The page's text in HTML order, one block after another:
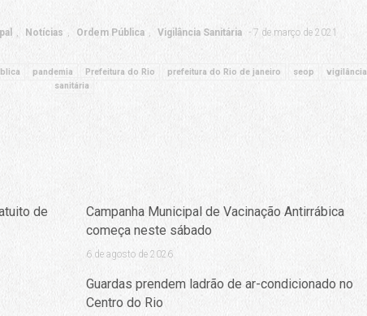
Notícias Ordem Pública Vigilância Sanitária 7 de março de 2021
pandemia Prefeitura do Rio prefeitura do Rio de janeiro seop
vigilância
sanitária
de
Campanha Municipal de Vacinação Antirrábica
começa neste sábado
6 de agosto de 2026
Guardas prendem ladrão de ar-condicionado no
Centro do Rio